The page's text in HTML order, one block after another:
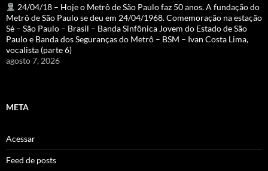
24/04/18 – Hoje o Metrô de São Paulo faz 50 anos. A fundação do
Metrô de São Paulo se deu em 24/04/1968. Comemoração na estação
Sé – São Paulo – Brasil – Banda Sinfônica Jovem do Estado de São
Paulo e Banda dos Seguranças do Metrô – BSM – Ivan Costa Lima,
vocalista (parte 6)
agosto 7, 2026
META
Acessar
Feed de posts